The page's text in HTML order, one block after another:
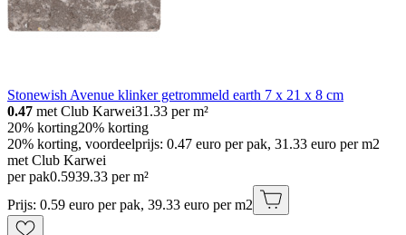
Stonewish Avenue klinker getrommeld earth 7 x 21 x 8 cm
0.47 met Club Karwei31.33 per m²
20% korting20% korting
20% korting, voordeelprijs: 0.47 euro per pak, 31.33 euro per m2
met Club Karwei
per pak0.5939.33 per m²
Prijs: 0.59 euro per pak, 39.33 euro per m2